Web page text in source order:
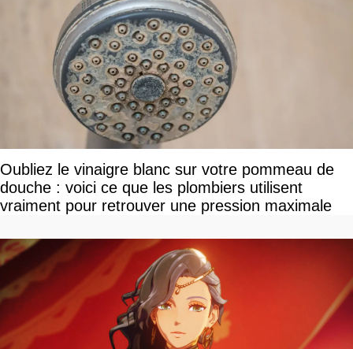
Oubliez le vinaigre blanc sur votre pommeau de
douche : voici ce que les plombiers utilisent
vraiment pour retrouver une pression maximale